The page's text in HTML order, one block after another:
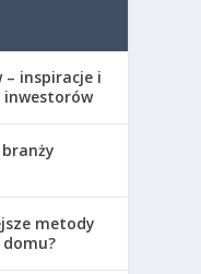
inspiracje i
inwestorów
metody